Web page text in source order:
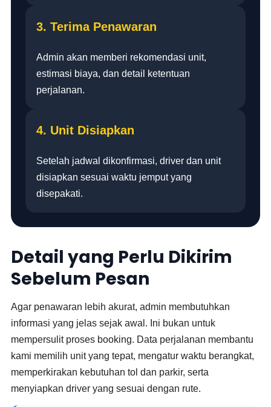
3. Terima Penawaran
Admin akan memberi rekomendasi unit,
estimasi biaya, dan detail ketentuan
perjalanan.
4. Unit Disiapkan
Setelah jadwal dikonfirmasi, driver dan unit
disiapkan sesuai waktu jemput yang
disepakati.
Detail yang Perlu Dikirim
Sebelum Pesan
Agar penawaran lebih akurat, admin membutuhkan
informasi yang jelas sejak awal. Ini bukan untuk
mempersulit proses booking. Data perjalanan membantu
kami memilih unit yang tepat, mengatur waktu berangkat,
memperkirakan kebutuhan tol dan parkir, serta
menyiapkan driver yang sesuai dengan rute.